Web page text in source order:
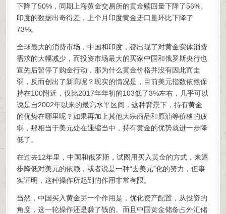
下降了50%，同期上海黄金交易所的黄金赎回量下降了56%。
印度的数据出奇得差，上个月印度黄金进口量环比下降了
73%。
全球最大的消费市场，中国和印度，都出现了对黄金实体消费
需求的大幅减少，而投资市场最大的买家中国和俄罗斯央行也
宣先后暂停了购金行动，那为什么黄金价格并没有因此而走
弱，反而创出了新高呢？现实的情况是，目前美元指数依然保
持在100附近，仅比2017年年初的103低了3%左右，几乎可以
说是自2002年以来的最高水平区间，这种背景下，持有黄金
的优势在哪里呢？如果再加上其他大宗商品和原油等价格的疲
弱，那相当于美元处在通缩当中，持有黄金的优势就进一步降
低了。
在过去12年里，中国和俄罗斯，试图用买入黄金的方式，来逐
步降低对美元的依赖，或者说是一种“去美元”化的努力，但事
实证明，这种操作所起到的作用非常有限。
当然，中国买入黄金另一个作用是，优化资产配置，从投资的
角度，这一轮操作还是赚了钱的。而且中国黄金储备占外汇储